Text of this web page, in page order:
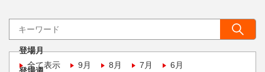
登場月
全て表示
9月 8月 7月 6月